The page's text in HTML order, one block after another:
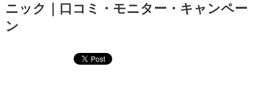
ニック｜口コミ・モニター・キャンペー
ン